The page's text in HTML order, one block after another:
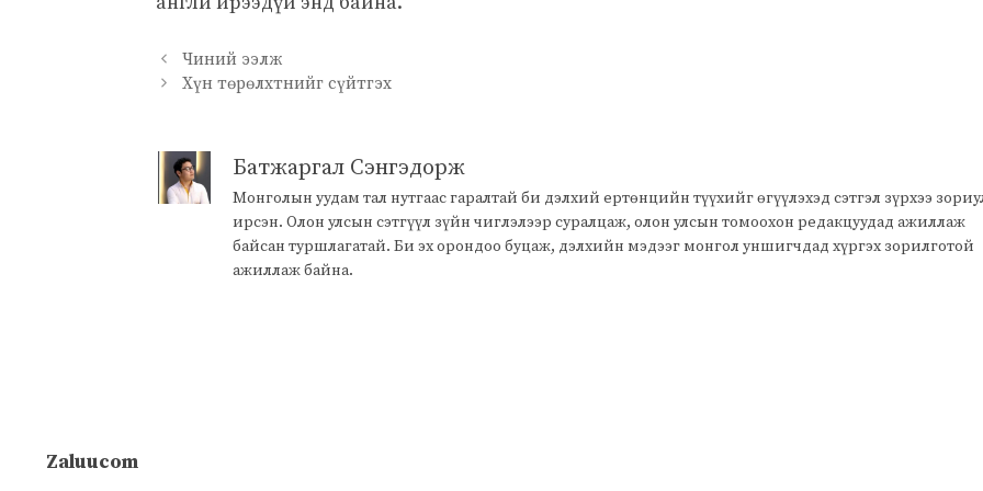
Чиний ээлж
Хүн төрөлхтнийг сүйтгэх
Батжаргал Сэнгэдорж
Монголын уудам тал нутгаас гаралтай би дэлхий ертөнцийн түүхийг өгүүлэхэд сэтгэл зүрхээ
ирсэн. Олон улсын сэтгүүл зүйн чиглэлээр суралцаж, олон улсын томоохон редакцуудад ажиллаж
байсан туршлагатай. Би эх орондоо буцаж, дэлхийн мэдээг монгол уншигчдад хүргэх зорилготой
ажиллаж байна.
Zaluucom